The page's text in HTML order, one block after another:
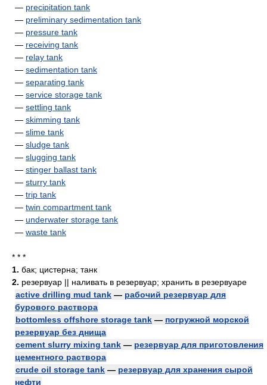
— precipitation tank
— preliminary sedimentation tank
— pressure tank
— receiving tank
— relay tank
— sedimentation tank
— separating tank
— service storage tank
— settling tank
— skimming tank
— slime tank
— sludge tank
— slugging tank
— stinger ballast tank
— sturry tank
— trip tank
— twin compartment tank
— underwater storage tank
— waste tank
* * *
1. бак; цистерна; танк
2. резервуар || наливать в резервуар; хранить в резервуаре
active drilling mud tank — рабочий резервуар для
бурового раствора
bottomless offshore storage tank — погружной морской
резервуар без днища
cement slurry mixing tank — резервуар для приготовления
цементного раствора
crude oil storage tank — резервуар для хранения сырой
нефти